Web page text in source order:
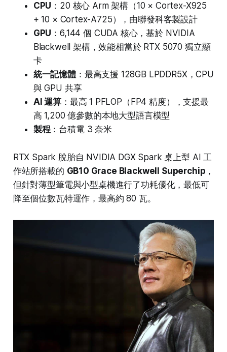
CPU ：20 核心 Arm 架構（10 × Cortex-X925
+ 10 × Cortex-A725），由聯發科客製設計
GPU ：6,144 個 CUDA 核心，基於 NVIDIA
Blackwell 架構，效能相當於 RTX 5070 獨立顯
卡
統一記憶體：最高支援 128GB LPDDR5X，CPU
與 GPU 共享
AI 運算：最高 1 PFLOP（FP4 精度），支援最
高 1,200 億參數的本地大型語言模型
製程：台積電 3 奈米
RTX Spark 脫胎自 NVIDIA DGX Spark 桌上型 AI 工
作站所搭載的 GB10 Grace Blackwell Superchip ，
但針對薄型筆電與小型桌機進行了功耗優化，最低可
降至個位數瓦特運作，最高約 80 瓦。